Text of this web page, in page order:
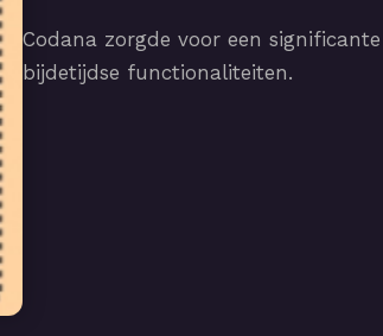
Codana zorgde voor een
bijdetijdse functionaliteiten.